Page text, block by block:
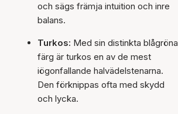
och sägs främja intuition och inre
balans.
Turkos: Med sin distinkta blågröna
färg är turkos en av de mest
iögonfallande halvädelstenarna.
Den förknippas ofta med skydd
och lycka.